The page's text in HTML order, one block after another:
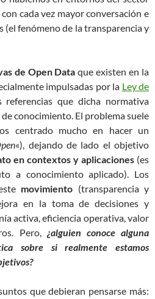
cada vez mayor conversación e
(el fenómeno de la transparencia y
de Open Data que existen en la
impulsadas por la Ley de
referencias que dicha normativa
conocimiento. El problema suele
centrado mucho en hacer un
«), dejando de lado el objetivo
en contextos y aplicaciones(es
a conocimiento aplicado). Los
movimiento (transparencia y
en la toma de decisiones y
activa, eficiencia operativa, valor
Pero, ¿alguien conoce alguna
sobre si realmente estamos
que debieran pensarse más: